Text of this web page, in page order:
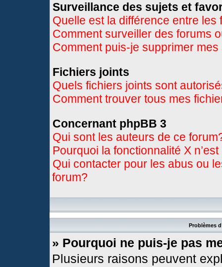
Surveillance des sujets et
Quelle est la différence entre
Comment surveiller des forums
Comment puis-je supprimer
Fichiers joints
Quels fichiers joints sont
Comment trouver tous mes
Concernant phpBB 3
Qui sont les auteurs de ce
Pourquoi la fonctionnalité X
Qui contacter pour les abus ou
forum?
Problèmes
» Pourquoi ne puis-je pas
Plusieurs raisons peuvent